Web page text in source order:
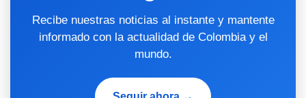
Recibe nuestras noticias al instante y mantente
informado con la actualidad de Colombia y el
mundo.